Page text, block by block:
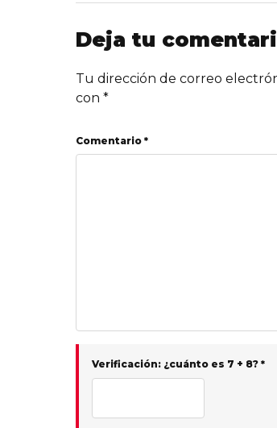
Deja tu
Tu dirección de correo
con *
Comentario *
Verificación: ¿cuánto es 7 + 8? *